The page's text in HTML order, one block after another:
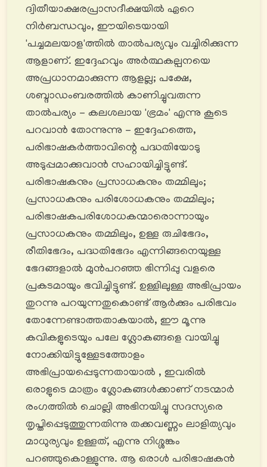
ദ്വിതീയാക്ഷരപ്രാസദീക്ഷയിൽ ഏറെ
നിർബന്ധവും, ഈയിടെയായി
'പച്ചമലയാള'ത്തിൽ താൽപര്യവും വച്ചിരിക്കുന്ന
ആളാണ്. ഇദ്ദേഹവും അർത്ഥകല്പനയെ
അപ്രധാനമാക്കുന്ന ആളല്ല; പക്ഷേ,
ശബ്ദാഡംബരത്തിൽ കാണിച്ചുവരുന്ന
താൽപര്യം - കലശലായ 'ഭ്രമം' എന്നു കൂടെ
പറവാന്‍ തോന്നുന്നു - ഇദ്ദേഹത്തെ,
പരിഭാഷകർത്താവിന്റെ പദ്ധതിയോടു
അടുപ്പമാക്കുവാൻ സഹായിച്ചിട്ടുണ്ട്.
പരിഭാഷകനും പ്രസാധകനും തമ്മിലും;
പ്രസാധകനും പരിശോധകനും തമ്മിലും;
പരിഭാഷകപരിശോധകന്മാരൊന്നായും
പ്രസാധകനും തമ്മിലും, ഉള്ള രുചിഭേദം,
രീതിഭേദം, പദ്ധതിഭേദം എന്നിങ്ങനെയുള്ള
ഭേദങ്ങളാല്‍ മുൻപറഞ്ഞ ഭിന്നിപ്പു വളരെ
പ്രകടമായും ഭവിച്ചിട്ടുണ്ട്. ഉള്ളിലുള്ള അഭിപ്രായം
തുറന്നു പറയുന്നതുകൊണ്ട് ആർക്കും പരിഭവം
തോന്നേണ്ടാത്തതാകയാൽ, ഈ മൂന്നു
കവികളുടെയും പലേ ശ്ലോകങ്ങളെ വായിച്ചു
നോക്കിയിട്ടുള്ളേടത്തോളം
അഭിപ്രായപ്പെടുന്നതായാല്‍ , ഇവരിൽ
ഒരാളുടെ മാത്രം ശ്ലോകങ്ങള്‍ക്കാണ് നടന്മാർ
രംഗത്തിൽ ചൊല്ലി അഭിനയിച്ചു സദസ്യരെ
തൃപ്തിപ്പെടുത്തുന്നതിന്നു തക്കവണ്ണം ലാളിത്യവും
മാധുര്യവും ഉള്ളത്, എന്നു നിശ്ശങ്കം
പറഞ്ഞുകൊള്ളുന്നു. ആ ഒരാൾ പരിഭാഷകൻ